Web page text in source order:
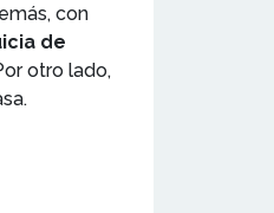
con
de
otro lado,